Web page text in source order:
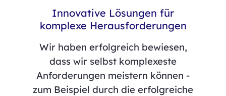
Innovative Lösungen für
komplexe Herausforderungen
Wir haben erfolgreich bewiesen,
dass wir selbst komplexeste
Anforderungen meistern können -
zum Beispiel durch die erfolgreiche